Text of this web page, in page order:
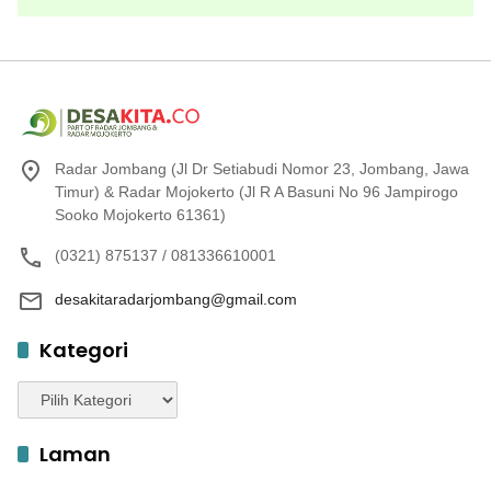
Radar Jombang (Jl Dr Setiabudi Nomor 23, Jombang, Jawa
Timur) & Radar Mojokerto (Jl R A Basuni No 96 Jampirogo
Sooko Mojokerto 61361)
(0321) 875137 / 081336610001
desakitaradarjombang@gmail.com
Kategori
Kategori
Laman